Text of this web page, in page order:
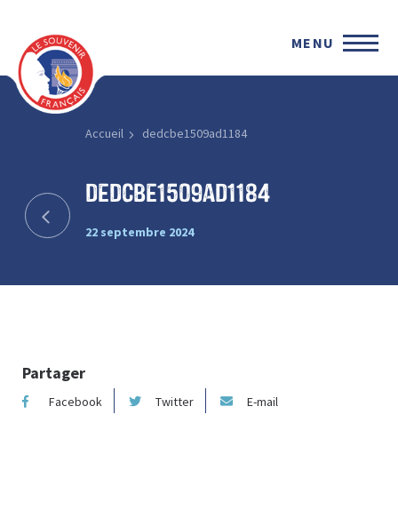
MENU
Accueil dedcbe1509ad1184
dedcbe1509ad1184
22 septembre 2024
Partager
Facebook Twitter E-mail